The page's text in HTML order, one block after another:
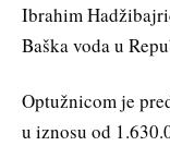
Ibrahim
Baška voda u
Optužnicom je
u iznosu od